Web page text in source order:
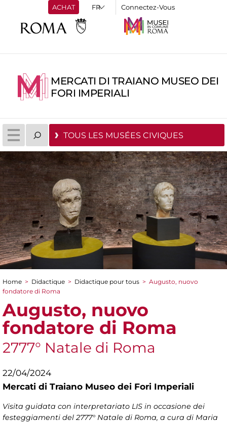
ACHAT Connectez-Vous
MERCATI DI TRAIANO MUSEO DEI
FORI IMPERIALI
TOUS LES MUSÉES CIVIQUES
You are here
Home > Didactique > Didactique pour tous > Augusto, nuovo
fondatore di Roma
Augusto, nuovo
fondatore di Roma
2777° Natale di Roma
22/04/2024
Mercati di Traiano Museo dei Fori Imperiali
Visita guidata con interpretariato LIS in occasione dei
festeggiamenti del 2777° Natale di Roma, a cura di Maria